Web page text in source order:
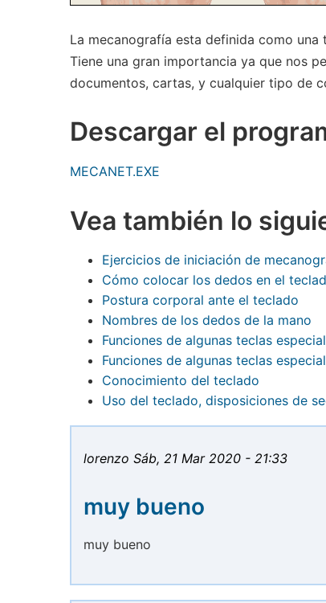
La mecanografía esta definida como
Tiene una gran importancia ya que nos
documentos, cartas, y cualquier tipo de
Descargar el
MECANET.EXE
Vea también lo
Ejercicios de iniciación de
Cómo colocar los dedos en el
Postura corporal ante el teclado
Nombres de los dedos de la mano
Funciones de algunas teclas
Funciones de algunas teclas
Conocimiento del teclado
Uso del teclado, disposiciones de
lorenzo Sáb, 21 Mar 2020 - 21:33
muy bueno
muy bueno